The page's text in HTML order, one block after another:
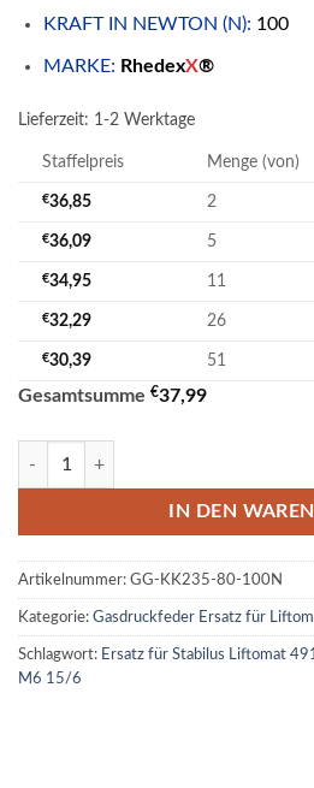
KRAFT IN NEWTON (N): 100
MARKE: RhedexX®
Lieferzeit: 1-2 Werktage
Staffelpreis Menge (von)
€36,85 2
€36,09 5
€34,95 11
€32,29 26
€30,39 51
Gesamtsumme €37,99
Ersatz für Stabilus Liftomat 4917DO
IN DEN
Artikelnummer: GG-KK235-80-100N
Kategorie: Gasdruckfeder Ersatz für
Schlagwort: Ersatz für Stabilus Liftomat
M6 15/6